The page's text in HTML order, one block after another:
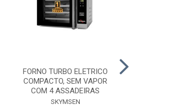
FORNO TURBO ELETRICO
COMPACTO, SEM VAPOR
COM 4 ASSADEIRAS
SKYMSEN